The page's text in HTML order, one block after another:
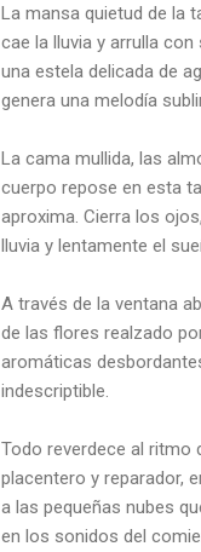
La mansa quietud de la
cae la lluvia y arrulla
una estela delicada de
genera una melodía
La cama mullida, las
cuerpo repose en esta
aproxima. Cierra los
lluvia y lentamente el
A través de la ventana
de las flores realzado
aromáticas
indescriptible.
Todo reverdece al ritmo
placentero y reparador,
a las pequeñas nubes
en los sonidos del